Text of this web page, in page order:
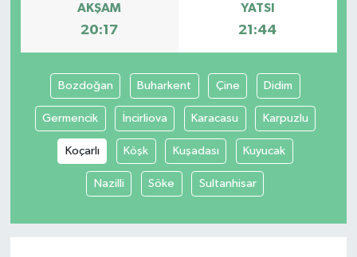
AKŞAM
20:17
YATSI
21:44
Bozdoğan Buharkent Çine Didim
Germencik İncirliova Karacasu Karpuzlu
Koçarlı Köşk Kuşadası Kuyucak
Nazilli Söke Sultanhisar